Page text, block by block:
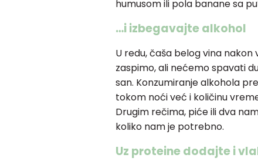
humusom ili pola banane sa
…i izbegavajte alkohol
U redu, čaša belog vina
zaspimo, ali nećemo spavati
san. Konzumiranje alkohola
tokom noći već i količinu
Drugim rečima, piće ili dva
koliko nam je potrebno.
Uz proteine dodajte i